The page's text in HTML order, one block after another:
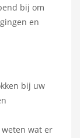
bij om
en
bij uw
wat er